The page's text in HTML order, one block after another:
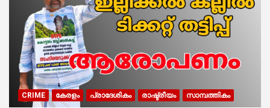
CRIME കേരളം പ്രാദേശികം രാഷ്ട്രീയം സാമ്പത്തികം